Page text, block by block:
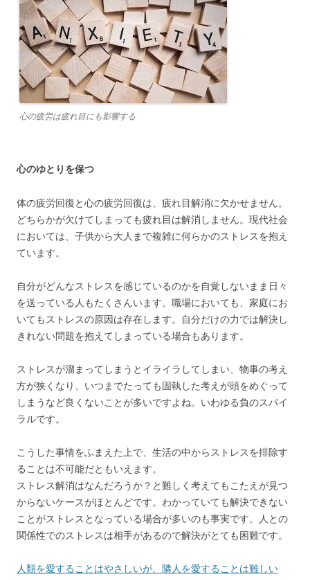
心の疲労は疲れ目にも影響する
心のゆとりを保つ
体の疲労回復と心の疲労回復は、疲れ目解消に欠かせません。
どちらかが欠けてしまっても疲れ目は解消しません。現代社会
においては、子供から大人まで複雑に何らかのストレスを抱え
ています。
自分がどんなストレスを感じているのかを自覚しないまま日々
を送っている人もたくさんいます。職場においても、家庭にお
いてもストレスの原因は存在します。自分だけの力では解決し
きれない問題を抱えてしまっている場合もあります。
ストレスが溜まってしまうとイライラしてしまい、物事の考え
方が狭くなり、いつまでたっても固執した考えが頭をめぐって
しまうなど良くないことが多いですよね。いわゆる負のスパイ
ラルです。
こうした事情をふまえた上で、生活の中からストレスを排除す
ることは不可能だともいえます。
ストレス解消はなんだろうか？と難しく考えてもこたえが見つ
からないケースがほとんどです。わかっていても解決できない
ことがストレスとなっている場合が多いのも事実です。人との
関係性でのストレスは相手があるので解決がとても困難です。
人類を愛することはやさしいが、隣人を愛することは難しい